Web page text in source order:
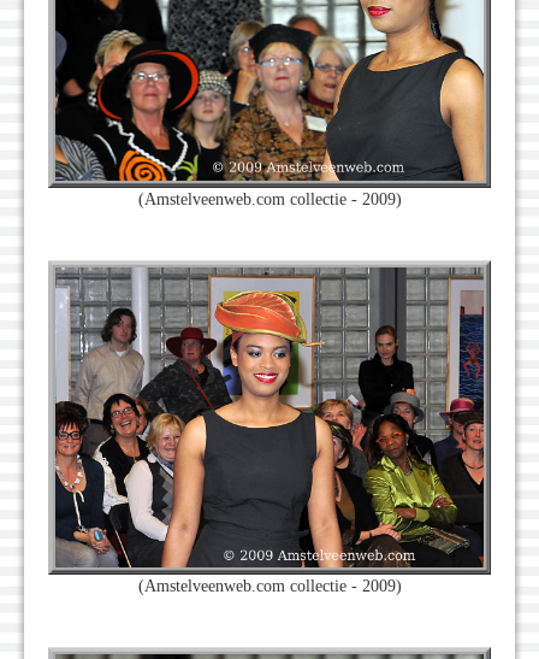
(Amstelveenweb.com collectie - 2009)
(Amstelveenweb.com collectie - 2009)